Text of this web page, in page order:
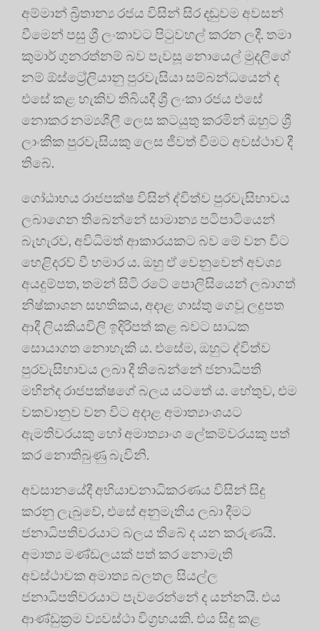
අම්මාන් බ්‍රිතාන්‍ය රජය විසින් සිර දඬුවම අවසන්
වීමෙන් පසු ශ්‍රී ලංකාවට පිටුවහල් කරන ලදී. තමා
කුමාර් ගුනරත්නම් බව පැවසූ නොයෙල් මුදලිගේ
නම් ඕස්ට්‍රේලියානු පුරවැසියා සම්බන්ධයෙන් ද
එසේ කළ හැකිව තිබියදී ශ්‍රී ලංකා රජය එසේ
නොකර නම්‍යශීලී ලෙස කටයුතු කරමින් ඔහුට ශ්‍රී
ලාංකික පුරවැසියකු ලෙස ජීවත් වීමට අවස්ථාව දී
තිබේ.
ගෝඨාභය රාජපක්ෂ විසින් ද්විත්ව පුරවැසිභාවය
ලබාගෙන තිබෙන්නේ සාමාන්‍ය පටිපාටියෙන්
බැහැරව, අවිධිමත් ආකාරයකට බව මේ වන විට
හෙළිදරව් වී හමාර ය. ඔහු ඒ වෙනුවෙන් අවශ්‍ය
අයදුම්පත, තමන් සිටි රටේ පොලිසියෙන් ලබාගත්
නිෂ්කාශන සහතිකය, අදාළ ගාස්තු ගෙවූ ලදුපත
ආදී ලියකියවිලි ඉදිරිපත් කළ බවට සාධක
සොයාගත නොහැකි ය. එසේම, ඔහුට ද්විත්ව
පුරවැසිභාවය ලබා දී තිබෙන්නේ ජනාධිපති
මහින්ද රාජපක්ෂගේ බලය යටතේ ය. හේතුව, එම
වකවානුව වන විට අදාළ අමාත්‍යාංශයට
ඇමතිවරයකු හෝ අමාත්‍යාංශ ලේකම්වරයකු පත්
කර නොතිබුණු බැවිනි.
අවසානයේදී අභියාචනාධිකරණය විසින් සිදු
කරනු ලැබුවේ, එසේ අනුමැතිය ලබා දීමට
ජනාධිපතිවරයාට බලය තිබේ ද යන කරුණයි.
අමාත්‍ය මණ්ඩලයක් පත් කර නොමැති
අවස්ථාවක අමාත්‍ය බලතල සියල්ල
ජනාධිපතිවරයාට පැවරෙන්නේ ද යන්නයි. එය
ආණ්ඩුක්‍රම ව්‍යවස්ථා විග්‍රහයකි. එය සිදු කළ